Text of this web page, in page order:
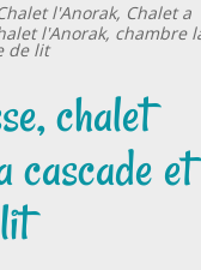
l'Anorak, Chalet a
l'Anorak, chambre
de lit
chalet
cascade et